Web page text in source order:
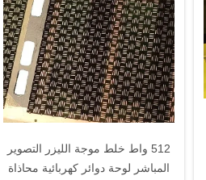
512 واط خلط موجة الليزر التصوير
المباشر لوحة دوائر كهربائية محاذاة